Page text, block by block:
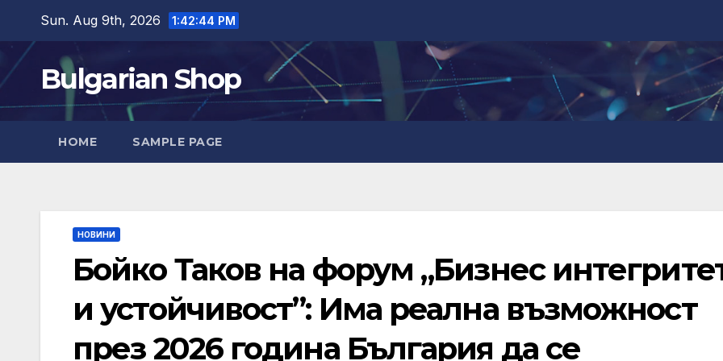
content
Sun. Aug 9th, 2026 1:42:45 PM
Bulgarian Shop
HOME SAMPLE PAGE
НОВИНИ
Бойко Таков на форум „Бизнес
и устойчивост”: Има реална възможност
през 2026 година България да се